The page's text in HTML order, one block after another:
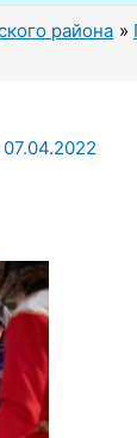
района
07.04.2022